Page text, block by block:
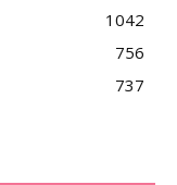
1042
756
737